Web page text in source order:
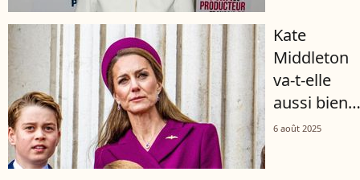
et un
prince ont
aussi fait
appel
commence
et le doit à
son mari
Aurélien
Kate
Middleton
va-t-elle
aussi bien
qu’on le
6 août 2025